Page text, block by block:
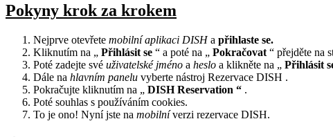
Pokyny krok za krokem
Nejprve otevřete mobilní aplikaci DISHa přihlaste se.
Kliknutím na „ Přihlásit se “ a poté na „ Pokračovat “ přejděte na
Poté zadejte své uživatelské jméno a heslo a klikněte na „ Přihlásit
Dále na hlavním panelu vyberte nástroj Rezervace DISH .
Pokračujte kliknutím na „ DISH Reservation “ .
Poté souhlas s používáním cookies.
To je ono! Nyní jste na mobilníverzi rezervace DISH.